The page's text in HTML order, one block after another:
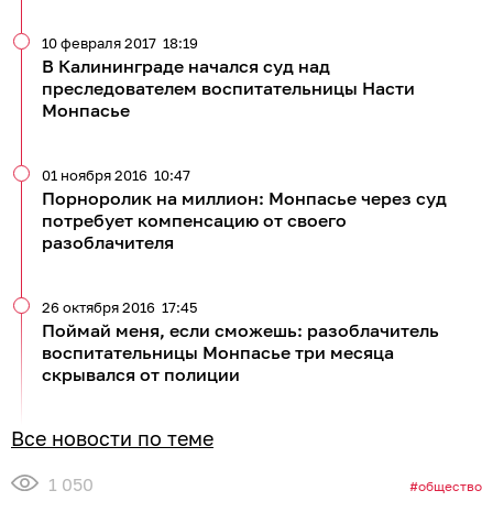
В Калининграде начался суд над
преследователем воспитательницы Насти
Монпасье
10 февраля 2017 18:19
Порноролик на миллион: Монпасье через суд
потребует компенсацию от своего
разоблачителя
01 ноября 2016 10:47
Поймай меня, если сможешь: разоблачитель
воспитательницы Монпасье три месяца
скрывался от полиции
26 октября 2016 17:45
Все новости по теме
1 050 общество